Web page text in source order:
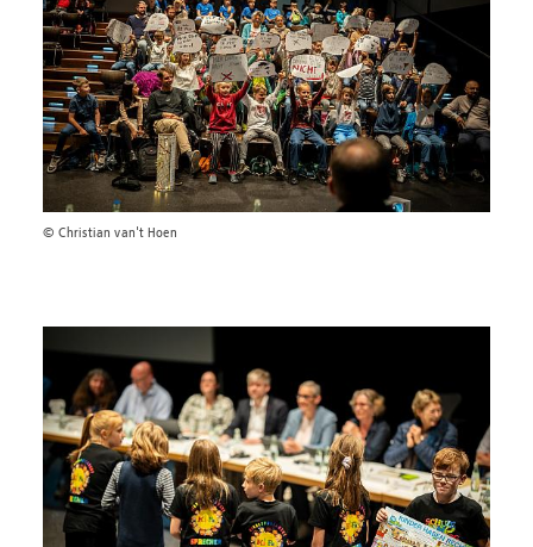
© Christian van't Hoen